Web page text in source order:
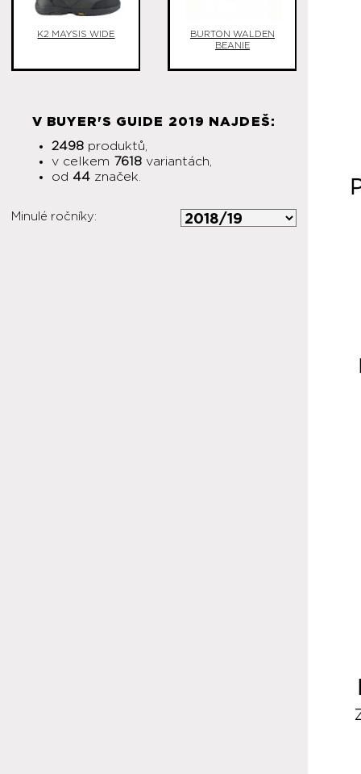
K2 MAYSIS WIDE
BURTON WALDEN
BEANIE
V BUYER'S GUIDE 2019 NAJDEŠ:
2498 produktů,
v celkem 7618 variantách,
od 44 značek.
Minulé ročníky: